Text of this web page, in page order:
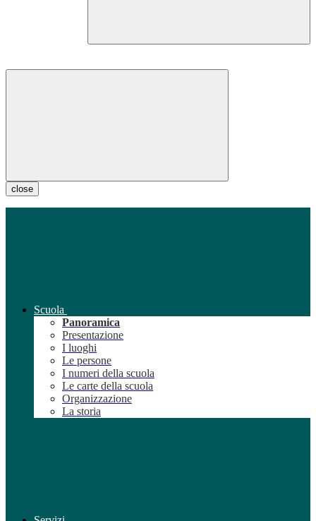
close
Scuola
Panoramica
Presentazione
I luoghi
Le persone
I numeri della scuola
Le carte della scuola
Organizzazione
La storia